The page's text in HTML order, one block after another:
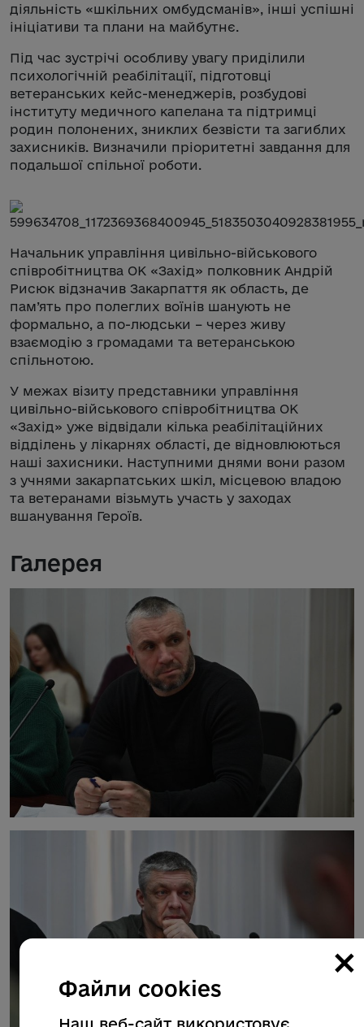
діяльність «шкільних омбудсманів», інші успішні
ініціативи та плани на майбутнє.
Під час зустрічі особливу увагу приділили
психологічній реабілітації, підготовці
ветеранських кейс-менеджерів, розбудові
інституту медичного капелана та підтримці
родин полонених, зниклих безвісти та загиблих
захисників. Визначили пріоритетні завдання для
подальшої спільної роботи.
Начальник управління цивільно-військового
співробітництва ОК «Захід» полковник Андрій
Рисюк відзначив Закарпаття як область, де
пам’ять про полеглих воїнів шанують не
формально, а по-людськи – через живу
взаємодію з громадами та ветеранською
спільнотою.
У межах візиту представники управління
цивільно-військового співробітництва ОК
«Захід» уже відвідали кілька реабілітаційних
відділень у лікарнях області, де відновлюються
наші захисники. Наступними днями вони разом
з учнями закарпатських шкіл, місцевою владою
та ветеранами візьмуть участь у заходах
вшанування Героїв.
Галерея
×
Файли cookies